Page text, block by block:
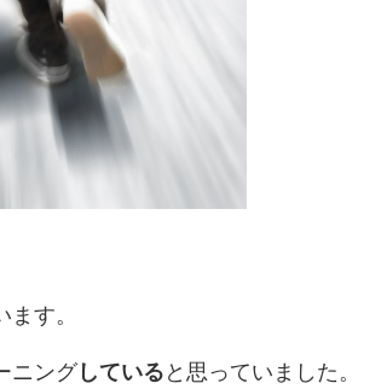
す。
ニングしている と思っていました。